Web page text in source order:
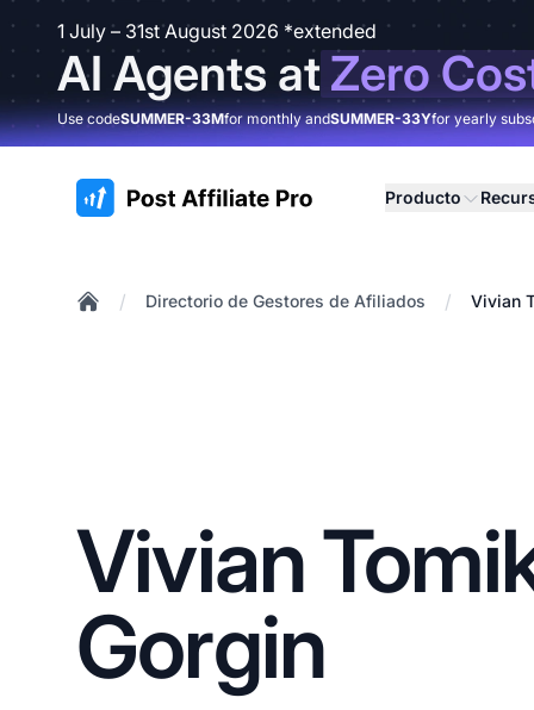
1 July – 31st August 2026 *extended
AI Agents atZero
Use codeSUMMER-33Mfor monthly andSUMMER-33Yfor yearly
:site.title Producto
/ Directorio de Gestores de Afiliados / Vivian
Vivian
Gorgin